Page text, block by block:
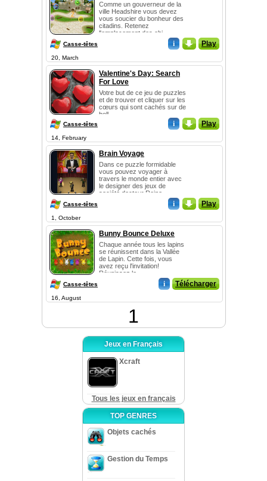
Comme un gouverneur de la
ville Headshire vous devez
vous soucier du bonheur des
citadins. Retenez
l'emplacement des obj...
Casse-têtes i _ Play
20, March
Valentine's Day: Search
For Love
Votre but de ce jeu de puzzles
et de trouver et cliquer sur les
cœurs qui sont cachés sur de
bell...
Casse-têtes i _ Play
14, February
Brain Voyage
Dans ce puzzle formidable
vous pouvez voyager à
travers le monde entier avec
le designer des jeux de
société docteur Reine...
Casse-têtes i _ Play
1, October
Bunny Bounce Deluxe
Chaque année tous les lapins
se réunissent dans la Vallée
de Lapin. Cette fois, vous
avez reçu l'invitation!
Réunissez le...
Casse-têtes i Télécharger
16, August
1
Jeux en Français
Xcraft
Tous les jeux en français
TOP GENRES
Objets cachés
Gestion du Temps